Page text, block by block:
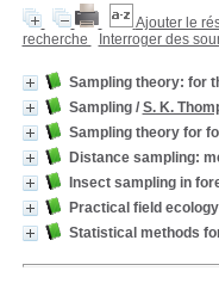
Ajouter le
recherche
Interroger des
Sampling theory: for
Sampling/ S. K.
Sampling theory for
Distance sampling:
Insect sampling in
Practical field ecology
Statistical methods